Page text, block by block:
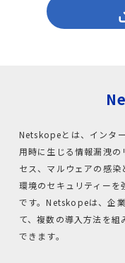
お知らせ
Netskopeとは、インタ
用時に生じる情報漏洩
セス、マルウェアの感
環境のセキュリティーを
です。Netskopeは、企
て、複数の導入方法を
できます。